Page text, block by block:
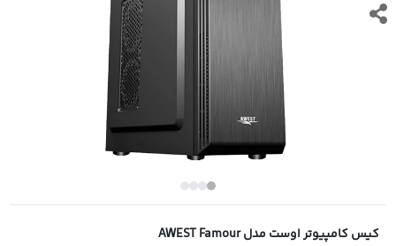
کیس کامپیوتر اوست مدل AWEST Famour